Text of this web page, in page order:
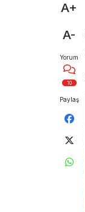
A+
A-
Yorum
10
Paylaş